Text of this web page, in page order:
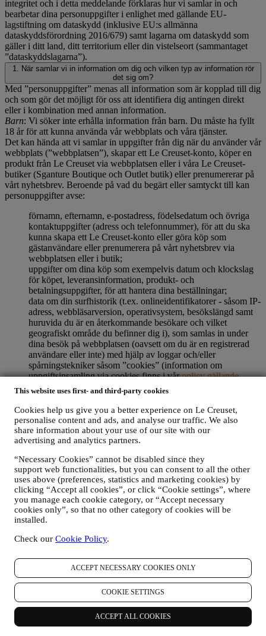
This website uses first- and third-party cookies
Cookies help us give you a better experience on Le Creuset,
personalise content and ads, and analyse our traffic. We also
share information about your use of our site with our
advertising and analytics partners.
“Necessary Cookies” cannot be disabled since they
support web functionalities, but you can consent to all the other
uses above (preferences, statistics and marketing cookies) by
clicking “Accept all cookies”, or click “Cookie settings”, where
you manage each cookie category, or “Accept necessary
cookies only”, so that no other category of cookies will be
installed.
Check our Cookie Policy.
ACCEPT NECESSARY COOKIES ONLY
COOKIE SETTINGS
ACCEPT ALL COOKIES
integritet och i detta meddelande förklaras hur vi samlar in och
bearbetar dina personuppgifter i enlighet med gällande EU-
lagstiftning om dataskydd (inklusive EU:s allmänna
dataskyddsförordning 2016/679) samt lagarna om dataskydd som
gäller i ditt land, ditt territorium eller din vistelseort (sammantaget
”dataskyddslagarna”).
1. När samlar vi in information om dig och vilken typ av information rör
det sig om?
Med ”personuppgifter” menas all information som är kopplad till dig
och som gör det möjligt för oss att identifiera dig antingen direkt
eller i kombination med annan information.
Barn: Vi söker inte erhålla information från barn. Du måste ha fyllt
18 år för att kunna använda vår webbplats och våra tjänster.
Det kan hända att vi samlar in uppgifter från dig när du använder vår
webbplats (”webbplatsen”), skapar ett Le Creuset-konto, köper en
produkt från Le Creuset via webbplatsen eller i våra Le Creuset-
butiker (Sganture Boutique och Outlet butik) eller prenumererar på
vårt nyhetsbrev. Beroende på vad du begärt eller samtyckt till kan
personuppgifter avse:
förnamn, efternamn, e-postadress, födelsedatum och övriga
kontaktuppgifter (adress och telefonnummer), för att du ska
kunna skapa ett Le Creuset-konto eller göra köp som
gästanvändare eller prenumerera på vårt nyhetsbrev via
webbplatsen eller i butik;
uppgifter om dina köp som exempelvis datum och klockslag
för köpet, leveransinformation, produkt- och
betalningsuppgifter, för att hantera dina beställningar;
data om din surfhistorik (t.ex. onlineidentifikatorer - såsom IP-
adress, webbläsarversion, operativsystem, besökslängd samt
huruvida du är en återkommande besökare och vilket
geografiskt område du befinner dig i), som samlas in under
dina besök på webbplatsen (oavsett om du är en registrerad
användare eller inte) med hjälp av loggar och/eller
spårningstekniker såsom ”cookies” (information om
uppgiftsinsamling via cookies finns i vårpolicy gällande
cookies
, för att förbättra våra tjänster och annonser eller för
statistisk analys skull – oftast kommer vi inte kunna identifiera
dig utifrån denna typ av information; samt
din egen återkoppling, dina begäranden, klagomål, frågor eller
interaktioner med oss (som exempelvis dina meddelanden,
chattmeddelanden, inlägg på sociala medier, e-post och
Personuppgifter som samlas in från dig när du använder
webbplatsen eller på annat sätt tillhandahåller information
varigenom du kan personligen identifieras skyddas som sådana och
du har de integritetsrättigheter som anges i paragraf H) nedan.
2. Vem samlar in dina uppgifter?
Personuppgiftsansvarig för e-handelstjänster som erbjuds via
webbplatsen är Le Creuset Scandinavia, Taastrup Hovedgade 12,
Om du bestämmer dig för att ta emot marknadsföring från oss
kommer du att gå med i Le Creuset-koncernens kunddatabas som
hanteras, som gemensamt personuppgiftsansvariga, av Le Creuset
Filial och Le Creuset Group AG, med huvudkontor på adressen
Neuhofstrasse 4, Baar, Zugo, 6340 Schweiz, är
personuppgiftsansvarig för (dess utsedda företrädare inom EU är Le
Creuset SL, ORG NO B62153630, med huvudkontor på adressen